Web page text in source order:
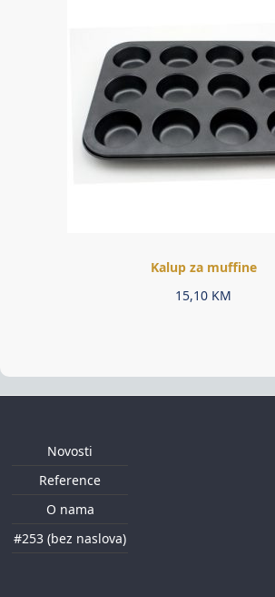
Kalup za muffine
15,10 KM
Novosti
Reference
O nama
#253 (bez naslova)